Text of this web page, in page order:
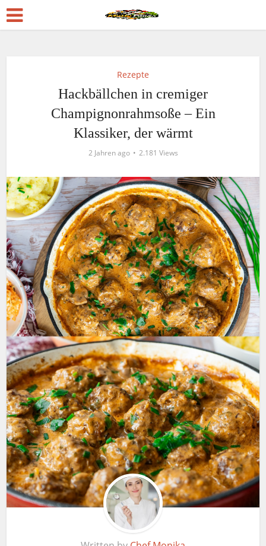
Rezepte
Hackbällchen in cremiger
Champignonrahmsoße – Ein
Klassiker, der wärmt
2 Jahren ago 2.181 Views